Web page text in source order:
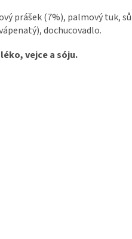
prášek (7%), palmový tuk,
dochucovadlo.
vejce a sóju.